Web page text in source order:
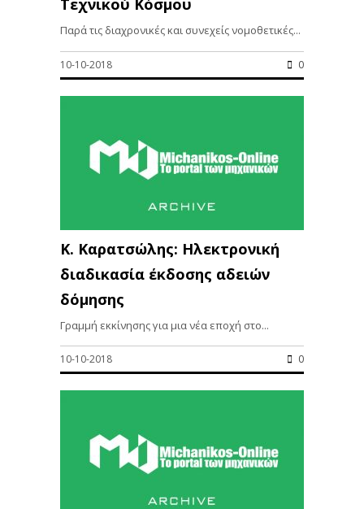
Τεχνικού Κόσμου
Παρά τις διαχρονικές και συνεχείς νομοθετικές...
10-10-2018 0
Κ. Καρατσώλης: Ηλεκτρονική
διαδικασία έκδοσης αδειών
δόμησης
Γραμμή εκκίνησης για μια νέα εποχή στο...
10-10-2018 0